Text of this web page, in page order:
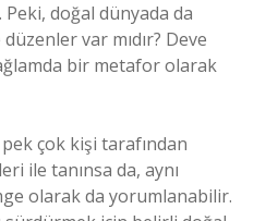
Peki, doğal dünyada da
var mıdır? Deve
bir metafor olarak
çok kişi tarafından
ile tanınsa da, aynı
olarak da yorumlanabilir.